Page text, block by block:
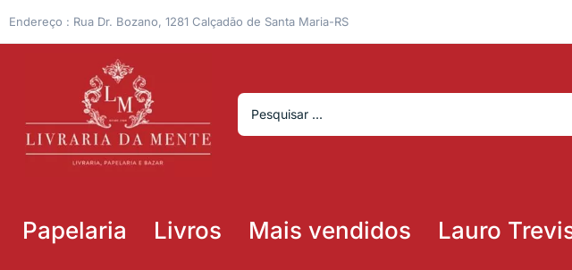
Endereço : Rua Dr. Bozano, 1281 Calçadão de Santa Maria-RS
Papelaria Livros Mais vendidos Lauro